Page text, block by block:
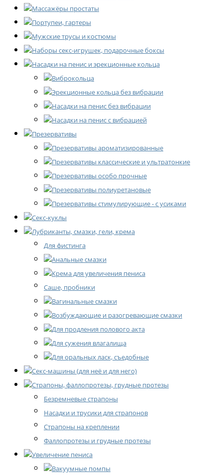
Массажёры простаты
Портупеи, гартеры
Мужские трусы и костюмы
Наборы секс-игрушек, подарочные боксы
Насадки на пенис и эрекционные кольца
Виброкольца
Эрекционные кольца без вибрации
Насадки на пенис без вибрации
Насадки на пенис с вибрацией
Презервативы
Презервативы ароматизированные
Презервативы классические и ультратонкие
Презервативы особо прочные
Презервативы полиуретановые
Презервативы стимулирующие - с усиками
Секс-куклы
Лубриканты, смазки, гели, крема
Для фистинга
Анальные смазки
Крема для увеличения пениса
Саше, пробники
Вагинальные смазки
Возбуждающие и разогревающие смазки
Для продления полового акта
Для сужения влагалища
Для оральных ласк, съедобные
Секс-машины (для неё и для него)
Страпоны, фаллопротезы, грудные протезы
Безремневые страпоны
Насадки и трусики для страпонов
Страпоны на креплении
Фаллопротезы и грудные протезы
Увеличение пениса
Вакуумные помпы